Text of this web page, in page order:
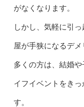
がなくなります。
しかし、気軽に引
屋が手狭になるデメ
多くの方は、結婚
イフイベントをき
す。